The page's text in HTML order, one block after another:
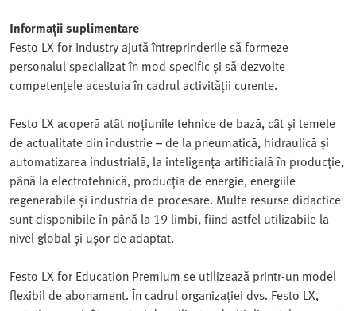
Informații suplimentare
Festo LX for Industry ajută întreprinderile să formeze
personalul specializat în mod specific și să dezvolte
competențele acestuia în cadrul activității curente.
Festo LX acoperă atât noțiunile tehnice de bază, cât și temele
de actualitate din industrie – de la pneumatică, hidraulică și
automatizarea industrială, la inteligența artificială în producție,
până la electrotehnică, producția de energie, energiile
regenerabile și industria de procesare. Multe resurse didactice
sunt disponibile în până la 19 limbi, fiind astfel utilizabile la
nivel global și ușor de adaptat.
Festo LX for Education Premium se utilizează printr-un model
flexibil de abonament. În cadrul organizației dvs. Festo LX,